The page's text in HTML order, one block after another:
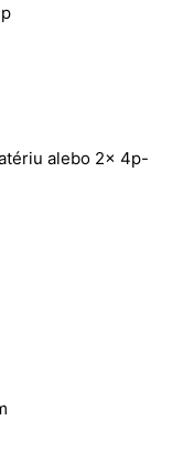
alebo 2x 4p-